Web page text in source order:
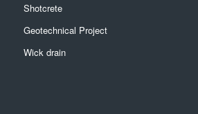
Shotcrete
Geotechnical Project
Wick drain